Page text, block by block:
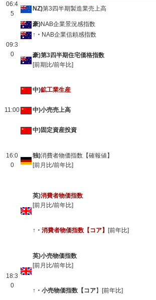
06:4
5
NZ)第3四半期製造業売上高
09:3
0
豪)NAB企業景況感指数
↑・ NAB企業信頼感指数
豪)第3四半期住宅価格指数
[前期比/前年比]
11:00
中)鉱工業生産
中)小売売上高
中)固定資産投資
16:0
0
独)消費者物価指数【確報値】
[前月比/前年比]
18:3
0
英)消費者物価指数
[前月比/前年比]
↑・ 消費者物価指数【コア】 [前年比]
英)小売物価指数
[前月比/前年比]
↑・小売物価指数【コア】[前年比]